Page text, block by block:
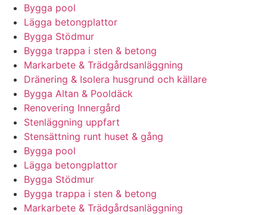
Bygga pool
Lägga betongplattor
Bygga Stödmur
Bygga trappa i sten & betong
Markarbete & Trädgårdsanläggning
Dränering & Isolera husgrund och källare
Bygga Altan & Pooldäck
Renovering Innergård
Stenläggning uppfart
Stensättning runt huset & gång
Bygga pool
Lägga betongplattor
Bygga Stödmur
Bygga trappa i sten & betong
Markarbete & Trädgårdsanläggning